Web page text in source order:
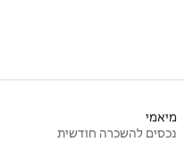
מיאמי
נכסים להשכרה חודשית